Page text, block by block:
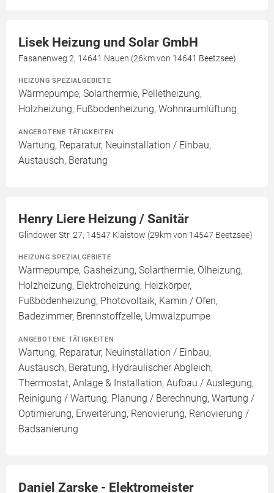
Lisek Heizung und Solar GmbH
Fasanenweg 2, 14641 Nauen (26km von 14641 Beetzsee)
HEIZUNG SPEZIALGEBIETE
Wärmepumpe, Solarthermie, Pelletheizung,
Holzheizung, Fußbodenheizung, Wohnraumlüftung
ANGEBOTENE TÄTIGKEITEN
Wartung, Reparatur, Neuinstallation / Einbau,
Austausch, Beratung
Henry Liere Heizung / Sanitär
Glindower Str. 27, 14547 Klaistow (29km von 14547 Beetzsee)
HEIZUNG SPEZIALGEBIETE
Wärmepumpe, Gasheizung, Solarthermie, Ölheizung,
Holzheizung, Elektroheizung, Heizkörper,
Fußbodenheizung, Photovoltaik, Kamin / Ofen,
Badezimmer, Brennstoffzelle, Umwälzpumpe
ANGEBOTENE TÄTIGKEITEN
Wartung, Reparatur, Neuinstallation / Einbau,
Austausch, Beratung, Hydraulischer Abgleich,
Thermostat, Anlage & Installation, Aufbau / Auslegung,
Reinigung / Wartung, Planung / Berechnung, Wartung /
Optimierung, Erweiterung, Renovierung, Renovierung /
Badsanierung
Daniel Zarske - Elektromeister